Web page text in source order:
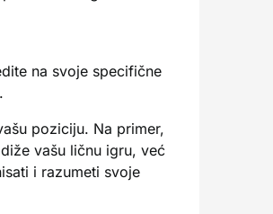
na svoje specifične
poziciju. Na primer,
vašu ličnu igru, već
i razumeti svoje